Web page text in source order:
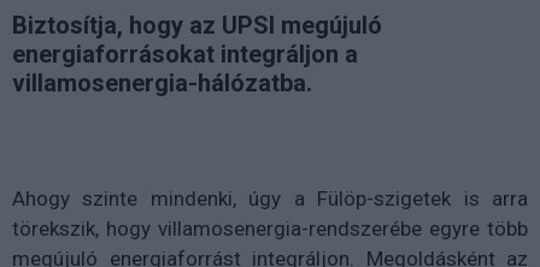
Biztosítja, hogy az UPSI megújuló
energiaforrásokat integráljon a
villamosenergia-hálózatba.
Ahogy szinte mindenki, úgy a Fülöp-szigetek is arra
törekszik, hogy villamosenergia-rendszerébe egyre több
megújuló energiaforrást integráljon. Megoldásként az